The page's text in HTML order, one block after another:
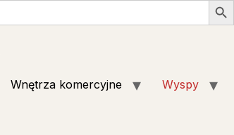
Wnętrza komercyjne Wyspy